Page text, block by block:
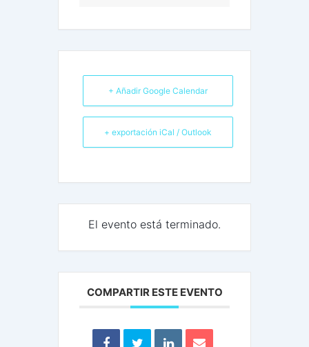
+ Añadir Google Calendar
+ exportación iCal / Outlook
El evento está terminado.
COMPARTIR ESTE EVENTO